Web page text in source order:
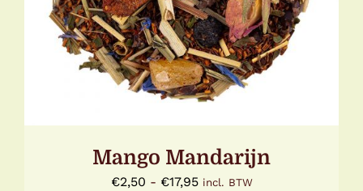
MEERDERE
VARIATIES.
DEZE
OPTIE
KAN
GEKOZEN
OP
PRODUCTPAGINA
Mango Mandarijn
€2,50 - €17,95Prijsklasse:
incl. BTW